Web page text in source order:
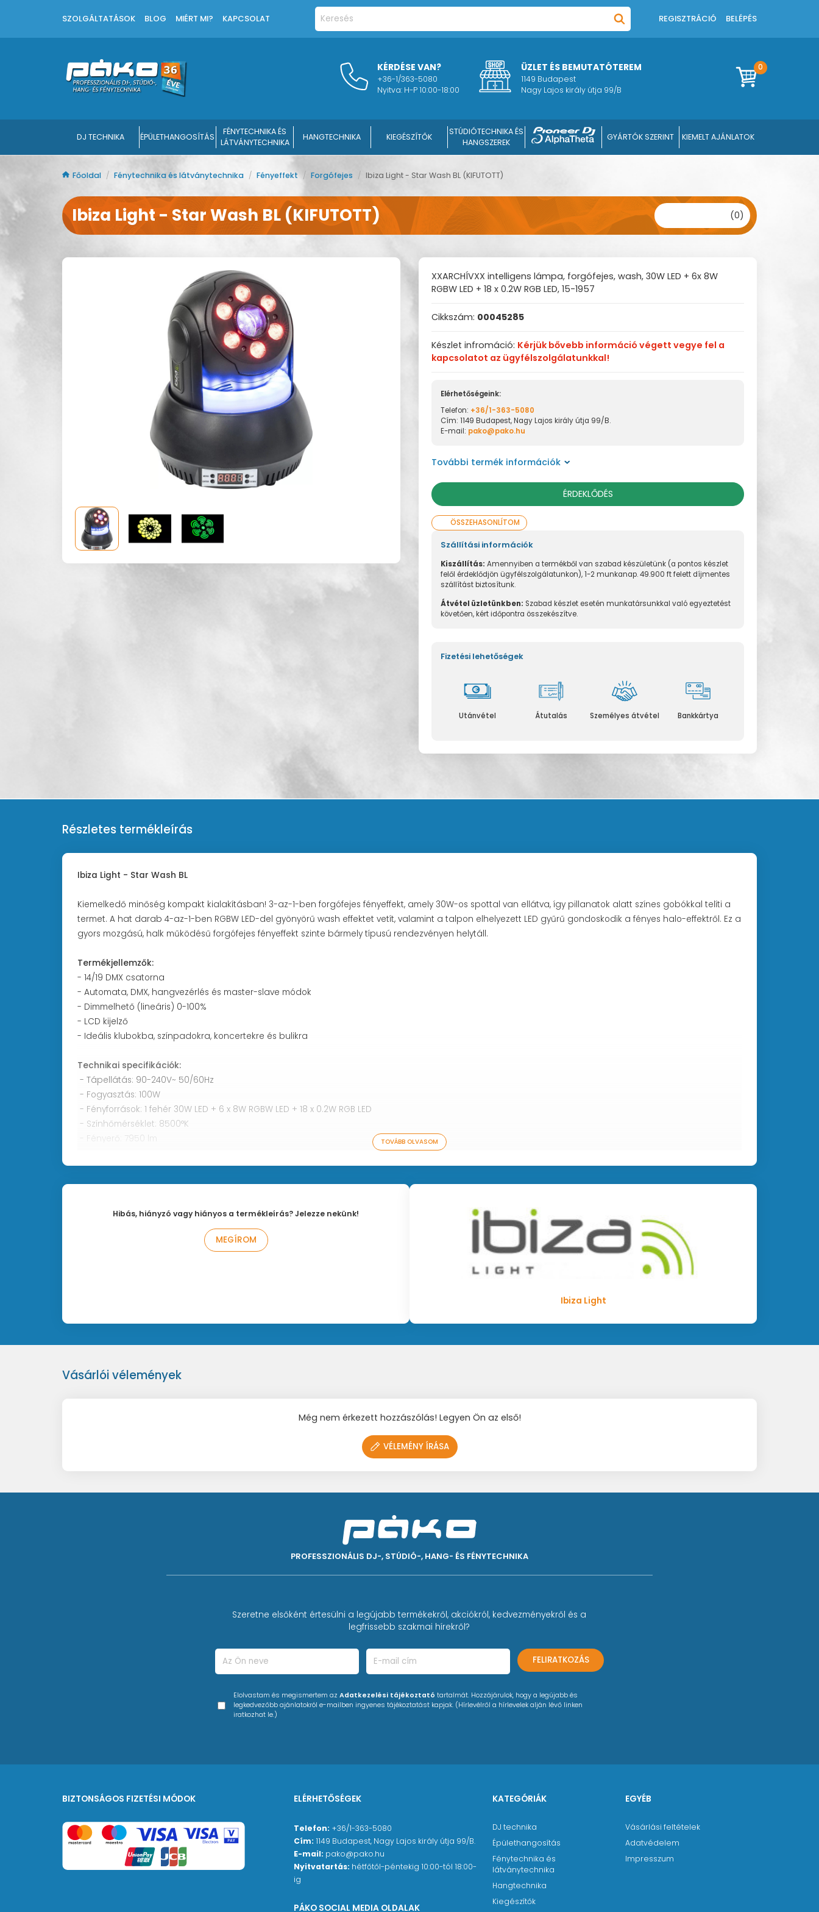
SZOLGÁLTATÁSOK BLOG MIÉRT MI? KAPCSOLAT REGISZTRÁCIÓ BELÉPÉS
KÉRDÉSE VAN?
+36-1/363-5080
Nyitva: H-P 10:00-18:00
ÜZLET ÉS BEMUTATÓTEREM
1149 Budapest
Nagy Lajos király útja 99/B
0
DJ TECHNIKA ÉPÜLETHANGOSÍTÁS
FÉNYTECHNIKA ÉS
LÁTVÁNYTECHNIKA
HANGTECHNIKA KIEGÉSZÍTŐK
STÚDIÓTECHNIKA ÉS
HANGSZEREK
GYÁRTÓK SZERINT KIEMELT AJÁNLATOK
Főoldal / Fénytechnika és látványtechnika / Fényeffekt / Forgófejes / Ibiza Light - Star Wash BL (KIFUTOTT)
Ibiza Light - Star Wash BL (KIFUTOTT) (0)
XXARCHÍVXX intelligens lámpa, forgófejes, wash, 30W LED + 6x 8W
RGBW LED + 18 x 0.2W RGB LED, 15-1957
Cikkszám: 00045285
Készlet infromáció: Kérjük bővebb információ végett vegye fel a
kapcsolatot az ügyfélszolgálatunkkal!
Elérhetőségeink:
Telefon: +36/1-363-5080
Cím: 1149 Budapest, Nagy Lajos király útja 99/B.
E-mail: pako@pako.hu
További termék információk
ÉRDEKLŐDÉS
ÖSSZEHASONLÍTOM
Szállítási információk
Kiszállítás: Amennyiben a termékből van szabad készületünk (a pontos készlet
felől érdeklődjön ügyfélszolgálatunkon), 1-2 munkanap. 49.900 ft felett díjmentes
szállítást biztosítunk.
Átvétel üzletünkben: Szabad készlet esetén munkatársunkkal való egyeztetést
követően, kért időpontra összekészítve.
Fizetési lehetőségek
Utánvétel Átutalás Személyes átvétel Bankkártya
Részletes termékleírás
Ibiza Light - Star Wash BL
Kiemelkedő minőség kompakt kialakításban! 3-az-1-ben forgófejes fényeffekt, amely 30W-os spottal van ellátva, így pillanatok alatt színes gobókkal telíti a
termet. A hat darab 4-az-1-ben RGBW LED-del gyönyörű wash effektet vetít, valamint a talpon elhelyezett LED gyűrű gondoskodik a fényes halo-effektről. Ez a
gyors mozgású, halk működésű forgófejes fényeffekt szinte bármely típusú rendezvényen helytáll.
Termékjellemzők:
- 14/19 DMX csatorna
- Automata, DMX, hangvezérlés és master-slave módok
- Dimmelhető (lineáris) 0-100%
- LCD kijelző
- Ideális klubokba, színpadokra, koncertekre és bulikra
Technikai specifikációk:
- Tápellátás: 90-240V~ 50/60Hz
- Fogyasztás: 100W
- Fényforrások: 1 fehér 30W LED + 6 x 8W RGBW LED + 18 x 0.2W RGB LED
- Színhőmérséklet: 8500°K
- Fényerő: 7950 lm
- Vetítési szög: 45°
- Pan / Tilt: 540° / 180°
- Méretek: 200 x 200 x 250mm
TOVÁBB OLVASOM
Hibás, hiányzó vagy hiányos a termékleírás? Jelezze nekünk!
MEGÍROM
Ibiza Light
Vásárlói vélemények
Még nem érkezett hozzászólás! Legyen Ön az első!
VÉLEMÉNY ÍRÁSA
PROFESSZIONÁLIS DJ-, STÚDIÓ-, HANG- ÉS FÉNYTECHNIKA
Szeretne elsőként értesülni a legújabb termékekről, akciókról, kedvezményekről és a
legfrissebb szakmai hírekről?
FELIRATKOZÁS
Elolvastam és megismertem az Adatkezelési tájékoztató tartalmát. Hozzájárulok, hogy a legújabb és
legkedvezőbb ajánlatokról e-mailben ingyenes tájékoztatást kapjak. (Hírlevélről a hírlevelek alján lévő linken
iratkozhat le.)
BIZTONSÁGOS FIZETÉSI MÓDOK ELÉRHETŐSÉGEK
Telefon: +36/1-363-5080
Cím: 1149 Budapest, Nagy Lajos király útja 99/B.
E-mail: pako@pako.hu
Nyitvatartás: hétfőtől-péntekig 10:00-tól 18:00-
ig
PÁKO SOCIAL MEDIA OLDALAK
KATEGÓRIÁK
DJ technika
Épülethangosítás
Fénytechnika és
látványtechnika
Hangtechnika
Kiegészítők
EGYÉB
Vásárlási feltételek
Adatvédelem
Impresszum